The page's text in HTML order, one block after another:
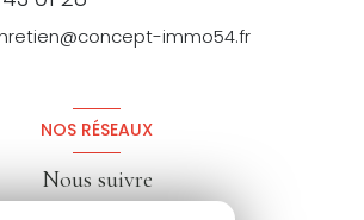
immo54.fr
NOS RÉSEAUX
Nous suivre